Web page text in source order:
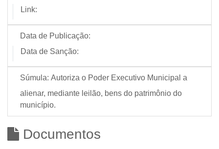
Link:
Data de Publicação:
Data de Sanção:
Súmula: Autoriza o Poder Executivo Municipal a
alienar, mediante leilão, bens do patrimônio do
município.
Documentos